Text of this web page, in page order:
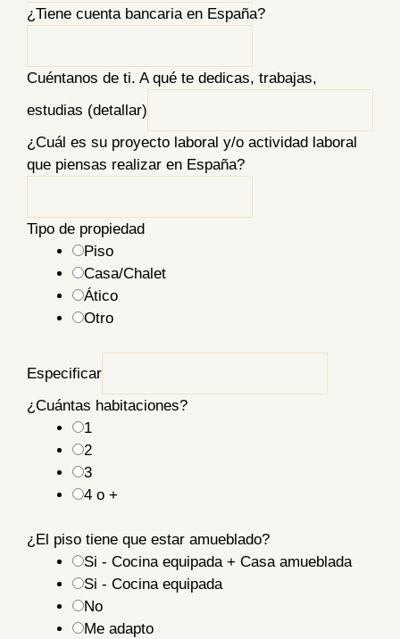
¿Tiene cuenta bancaria en España?
Cuéntanos de ti. A qué te dedicas, trabajas,
estudias (detallar)
¿Cuál es su proyecto laboral y/o actividad laboral
que piensas realizar en España?
Tipo de propiedad
Piso
Casa/Chalet
Ático
Otro
Especificar
¿Cuántas habitaciones?
1
2
3
4 o +
¿El piso tiene que estar amueblado?
Si - Cocina equipada + Casa amueblada
Si - Cocina equipada
No
Me adapto